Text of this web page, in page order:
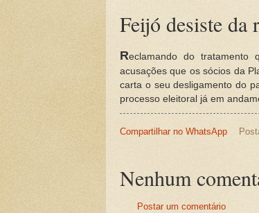
Feijó desiste da
Reclamando do tratamento
acusações que os sócios da
carta o seu desligamento do
processo eleitoral já em
Compartilhar no WhatsApp
Nenhum
Postar um comentário